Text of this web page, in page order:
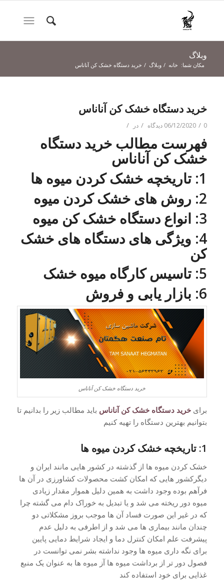
وبلاگ
مکان شما: خانه / وبلاگ / خرید دستگاه خشک کن آناناس
خرید دستگاه خشک کن آناناس
06/12/2020 / 0 دیدگاه / در /
فهرست مطالب خرید دستگاه
خشک کن آناناس
1: تاریخچه خشک کردن میوه ها
2: روش های خشک کردن میوه
3: انواع دستگاه خشک کن میوه
4: ویژگی های دستگاه های خشک
کن
5: تاسیس کارگاه میوه خشک
6: بازار یابی و فروش
خرید دستگاه خشک کن آناناس
برای خرید دستگاه خشک کن آناناس باید مطالب زیر را بدانیم تا
بتوانیم بهترین دستگاه را تهیه کنیم
1: تاریخچه خشک کردن میوه ها
خشک کردن میوه ها از گذشته در کشور هایی مانند ایران و
دیگرکشور هایی که امکان کشت محصولات کشاورزی در آن ها
فرآهم بوده وجود داشت به همین دلیل هموار مقدار زیادی
میوه دور ریخته می شد و یا تبدیل به خوراک دام می گشته چرا
که در غیر این صورت فساد آن ها موجب بروز مشکلاتی دو
چندان مانند بیماری ها می شد و از اطرفی به دلیل عدم
پیشرفت علم امکان کنترل دما و ایجاد شرایط دمایی پایین
برای نگه داری میوه ها وجود نداشته بشر نمی توانست در
فصول دور تر از برداشت میوه ها آز میوه ها به عنوان یک منبع
غذایی برای خود استفاده کند